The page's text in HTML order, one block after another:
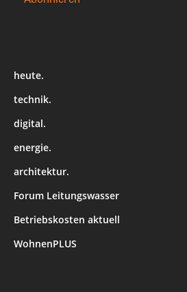
heute.
technik.
digital.
energie.
architektur.
Forum Leitungswasser
Betriebskosten aktuell
WohnenPLUS